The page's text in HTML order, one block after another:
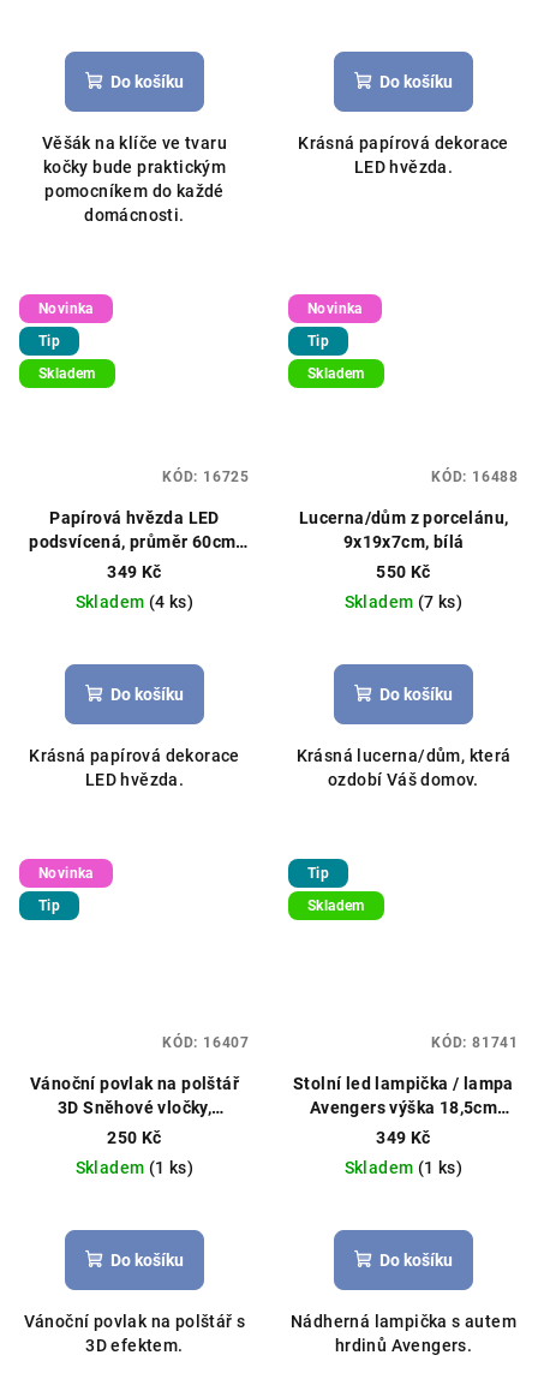
Do košíku
Věšák na klíče ve tvaru
kočky bude praktickým
pomocníkem do každé
domácnosti.
Do košíku
Krásná papírová dekorace
LED hvězda.
Novinka
Tip
Skladem
Papírová hvězda LED
podsvícená, průměr 60cm,
bílá
349 Kč
Skladem (4 ks)
Do košíku
Krásná papírová dekorace
LED hvězda.
KÓD: 16725
Novinka
Tip
Skladem
Lucerna/dům z porcelánu,
9x19x7cm, bílá
550 Kč
Skladem (7 ks)
Do košíku
Krásná lucerna/dům, která
ozdobí Váš domov.
KÓD: 16488
Novinka
Tip
Vánoční povlak na polštář
3D Sněhové vločky,
45x45cm červený
250 Kč
Skladem (1 ks)
Do košíku
Vánoční povlak na polštář s
3D efektem.
KÓD: 16407
Tip
Skladem
Stolní led lampička / lampa
Avengers výška 18,5cm
modrá
349 Kč
Skladem (1 ks)
Do košíku
Nádherná lampička s autem
hrdinů Avengers.
KÓD: 81741